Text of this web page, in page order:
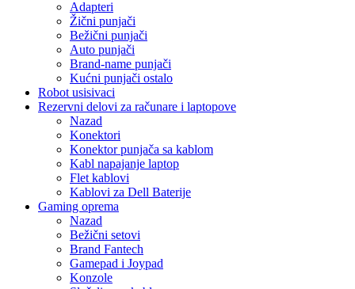
Adapteri
Žični punjači
Bežični punjači
Auto punjači
Brand-name punjači
Kućni punjači ostalo
Robot usisivaci
Rezervni delovi za računare i laptopove
Nazad
Konektori
Konektor punjača sa kablom
Kabl napajanje laptop
Flet kablovi
Kablovi za Dell Baterije
Gaming oprema
Nazad
Bežični setovi
Brand Fantech
Gamepad i Joypad
Konzole